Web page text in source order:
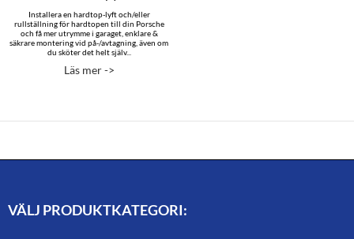
Installera en hardtop-lyft och/eller
rullställning för hardtopen till din Porsche
och få mer utrymme i garaget, enklare &
säkrare montering vid på-/avtagning, även om
du sköter det helt själv...
Läs mer ->
VÄLJ PRODUKTKATEGORI: